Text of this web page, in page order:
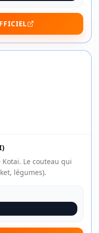
Le couteau qui
légumes).